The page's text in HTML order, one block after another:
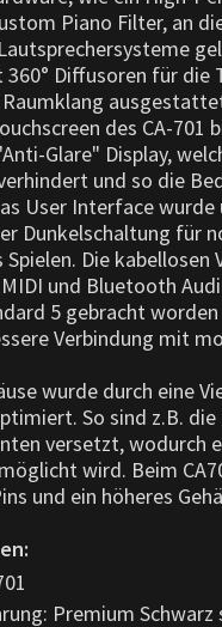
Piano Filter, an
Diffusoren für die
des CA-701
Glare" Display,
und so die
User Interface
Dunkelschaltung für
Die kabellosen
und Bluetooth
5 gebracht
Verbindung mit
wurde durch eine
So sind z.B.
versetzt, wodurch
wird. Beim
und ein höheres
Premium